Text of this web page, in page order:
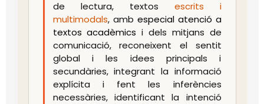
de lectura, textos escrits i
multimodals, amb especial atenció a
textos acadèmics i dels mitjans de
comunicació, reconeixent el sentit
global i les idees principals i
secundàries, integrant la informació
explícita i fent les inferències
necessàries, identificant la intenció